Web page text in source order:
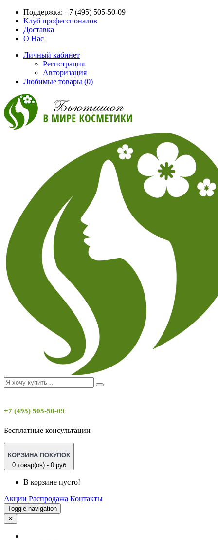
Поддержка: +7 (495) 505-50-09
Клуб профессионалов
Доставка
О Нас
Личный кабинет
Регистрация
Авторизация
Любимые товары (0)
+7 (495) 505-50-09
Бесплатные консультации
КОРЗИНА ПОКУПОК
0 товар(ов) - 0 руб
В корзине пусто!
Акции Распродажа Контакты
Toggle navigation
✕